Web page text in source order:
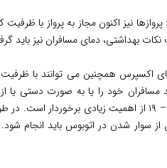
نیز اکنون مجاز به پرواز با
نکات بهداشتی، دمای مسافران نیز
اکسپرس همچنین می توانند با
ردیابی بیماری کووید – ۱۹ از اهمیت زیادی
از سوار شدن در اتوبوس باید انجام